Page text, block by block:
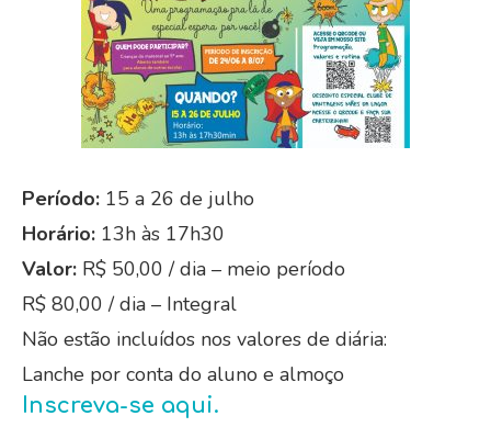
Período: 15 a 26 de julho
Horário: 13h às 17h30
Valor: R$ 50,00 / dia – meio período
R$ 80,00 / dia – Integral
Não estão incluídos nos valores de diária:
Lanche por conta do aluno e almoço
Inscreva-se aqui.